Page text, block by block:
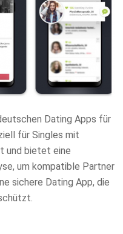
Dating Apps für
für Singles mit
und bietet eine
um kompatible Partner
sichere Dating App, die